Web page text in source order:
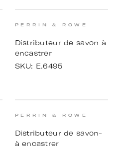
PERRIN & ROWE
Distributeur de savon à
encastrer
SKU: E.6495
PERRIN & ROWE
Distributeur de savon-
à encastrer